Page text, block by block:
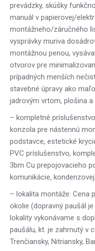
prevádzky, skúšky
manuál v papierovej/
montážneho/záručného
vysprávky muriva
montážnou penou,
otvorov pre
prípadných menších
stavebné úpravy ako
jadrovým vrtom, plošina a
– kompletné
konzola pre nástennú
podstavce, estetické
PVC príslušenstvo,
3bm Cu prepojovacieho
komunikácie,
– lokalita montáže: Cena
okolie (dopravný paušál
lokality vykonávame s
paušálu, kt. je zahrnutý v
Trenčiansky, Nitriansky,